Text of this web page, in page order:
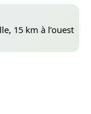
15 km à l’ouest